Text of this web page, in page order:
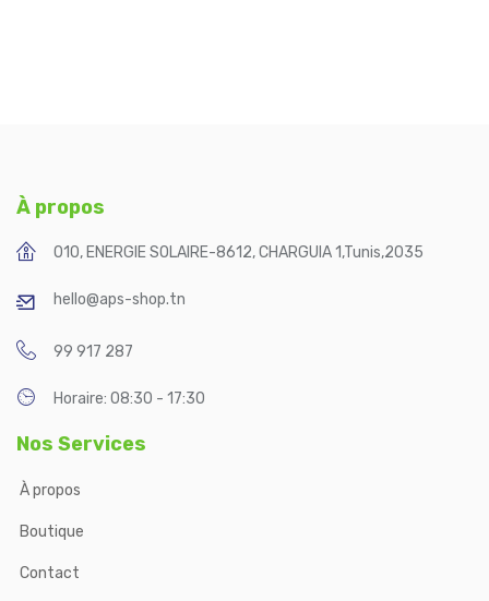
À propos
010, ENERGIE SOLAIRE-8612, CHARGUIA 1,Tunis,2035
hello@aps-shop.tn
99 917 287
Horaire: 08:30 - 17:30
Nos Services
À propos
Boutique
Contact